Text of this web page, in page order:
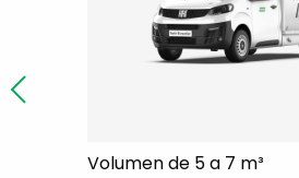
Volumen de 5 a 7 m³